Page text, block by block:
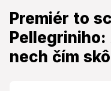
Premiér to
nech čím
Premiér to
Ak toto
podá demisiu